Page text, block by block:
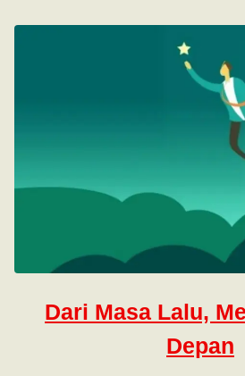
Dari Masa Lalu,
Depan